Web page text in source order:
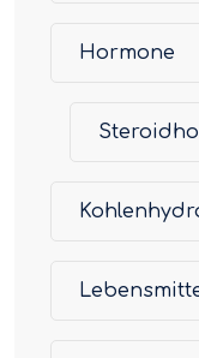
Hormone